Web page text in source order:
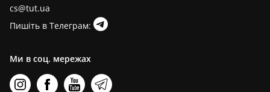
cs@tut.ua
Пишіть в Телеграм:
Ми в соц. мережах